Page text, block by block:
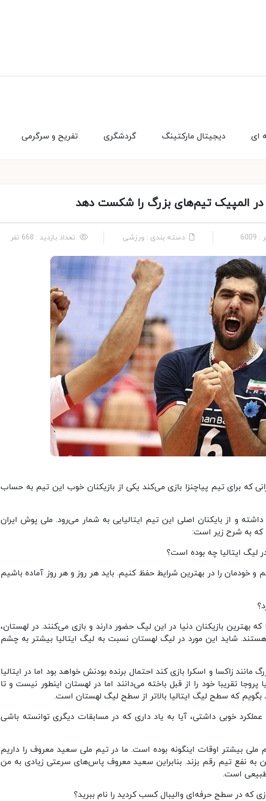
تفریح و سرگرمی گردشگری دیجیتال مارکتینگ ای
المپیک تیم‌های بزرگ را شکست دهد
دسته بندی : ورزشی تعداد بازدید : 668 نفر
که برای تیم پیاچنزا بازی می‌کند یکی از بازیکنان خوب این تیم به حساب
و از بایکنان اصلی این تیم ایتالیایی به شمار می‌رود. ملی پوش ایران
که به شرح زیر است:
ایتالیا چه بوده است؟
و خودمان را در بهترین شرایط حفظ کنیم. باید هر روز و هر روز آماده باشیم
بهترین بازیکنان دنیا در این لیگ حضور دارند و بازی می‌کنند. در لهستان،
هستند. شاید این مورد در لیگ لهستان نسبت به لیگ ایتالیا بیشتر به چشم
زاکسا و اسکرا بازی کند احتمال برنده بودنش خواهد بود اما در ایتالیا
پروجا تقریبا خود را از قبل باخته می‌دانند اما در لهستان اینطور نیست و تا
بگویم که سطح لیگ ایتالیا بالاتر از سطح لیگ لهستان است.
92 درصد حمله موفق و عملکرد خوبی داشتی، آیا به یاد داری که در مسابقات دیگری توانسته باشی
ملی بیشتر اوقات اینگونه بوده است. ما در تیم ملی سعید معروف را داریم
به نفع تیم رقم بزند. بنابراین سعید معروف پاس‌های سرعتی زیادی به من
که در سطح حرفه‌ای والیبال کسب کردید را نام ببرید؟